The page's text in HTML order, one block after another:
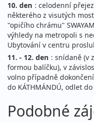
10. den : celodenní
některého z visutých
"opičího chrámu"
výhledy na metropoli s
Ubytování v centru
11. - 12. den : snídaně (v
formou balíčku), v
volno případně
do KÁTHMÁNDÚ, odlet do
Podobné